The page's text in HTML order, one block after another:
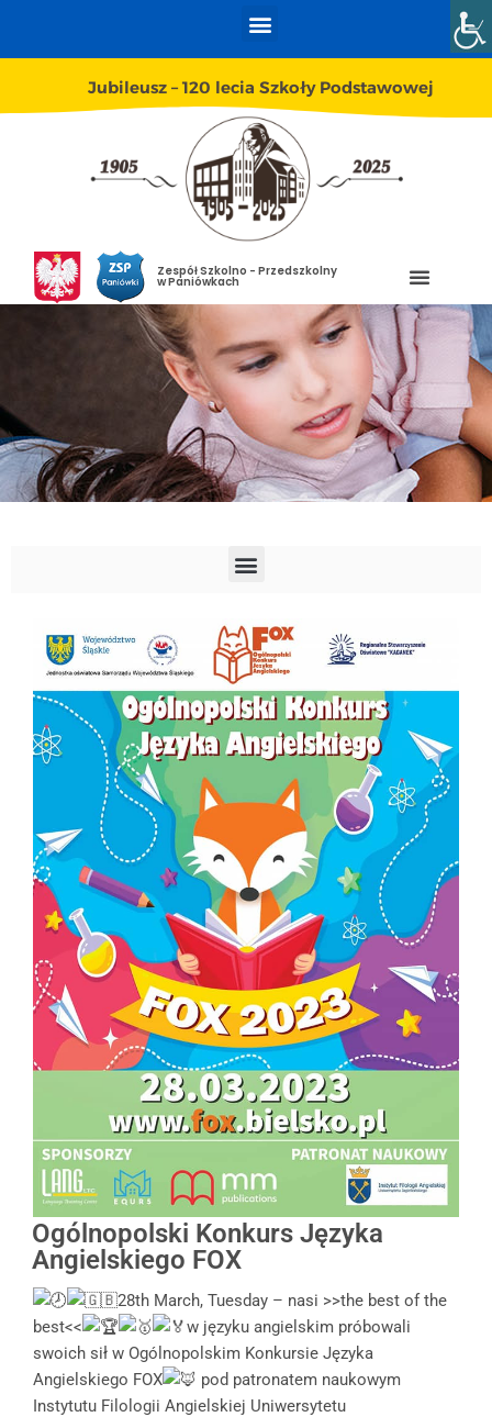
Jubileusz – 120 lecia Szkoły Podstawowej
Zespół Szkolno - Przedszkolny
w Paniówkach
Ogólnopolski Konkurs Języka
Angielskiego FOX
28th March, Tuesday – nasi >>the best of the
best<<
w języku angielskim próbowali
swoich sił w Ogólnopolskim Konkursie Języka
Angielskiego FOX
pod patronatem naukowym
Instytutu Filologii Angielskiej Uniwersytetu